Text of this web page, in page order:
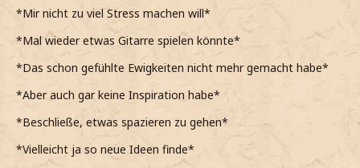
*Mir nicht zu viel Stress machen will*
*Mal wieder etwas Gitarre spielen könnte*
*Das schon gefühlte Ewigkeiten nicht mehr gemacht habe*
*Aber auch gar keine Inspiration habe*
*Beschließe, etwas spazieren zu gehen*
*Vielleicht ja so neue Ideen finde*